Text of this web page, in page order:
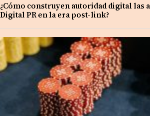
¿Cómo construyen autoridad digital las
Digital PR en la era post-link?